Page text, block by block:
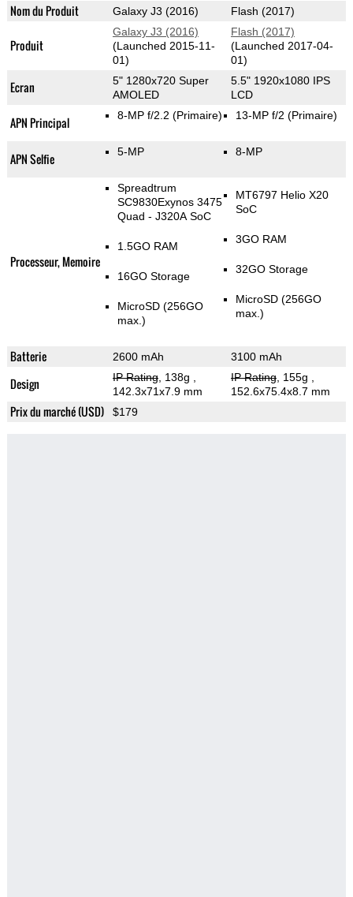
Nom du Produit Galaxy J3 (2016) Flash (2017)
Produit
Galaxy J3 (2016)
(Launched 2015-11-
01)
Flash (2017)
(Launched 2017-04-
01)
Ecran
5" 1280x720 Super
AMOLED
5.5" 1920x1080 IPS
LCD
APN Principal 8-MP f/2.2 (Primaire) 13-MP f/2 (Primaire)
APN Selfie 5-MP 8-MP
Processeur, Memoire
Spreadtrum
SC9830Exynos 3475
Quad - J320A SoC
1.5GO RAM
16GO Storage
MicroSD (256GO
max.)
MT6797 Helio X20
SoC
3GO RAM
32GO Storage
MicroSD (256GO
max.)
Batterie 2600 mAh 3100 mAh
Design IP Rating, 138g
142.3x71x7.9 mm
IP Rating, 155g
152.6x75.4x8.7 mm
Prix du marché (USD) $179